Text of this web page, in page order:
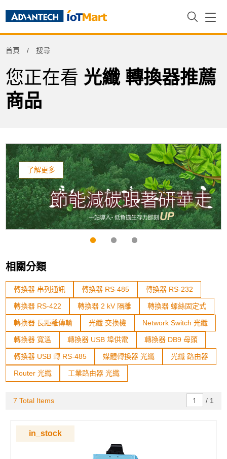
首頁 搜尋
您正在看 光纖 轉換器推薦
商品
了解更多
Product Tag
相關分類
轉換器 串列通訊 轉換器 RS-485 轉換器 RS-232
轉換器 RS-422 轉換器 2 kV 隔離 轉換器 螺絲固定式
轉換器 長距離傳輸 光纖 交換機 Network Switch 光纖
轉換器 寬溫 轉換器 USB 埠供電 轉換器 DB9 母頭
轉換器 USB 轉 RS-485 媒體轉換器 光纖 光纖 路由器
Router 光纖 工業路由器 光纖
7 Total Items / 1
in_stock